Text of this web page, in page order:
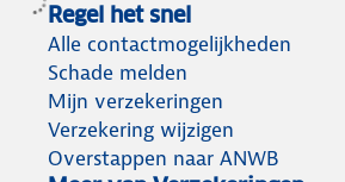
Regel het snel
Alle contactmogelijkheden
Schade melden
Mijn verzekeringen
Verzekering wijzigen
Overstappen naar ANWB